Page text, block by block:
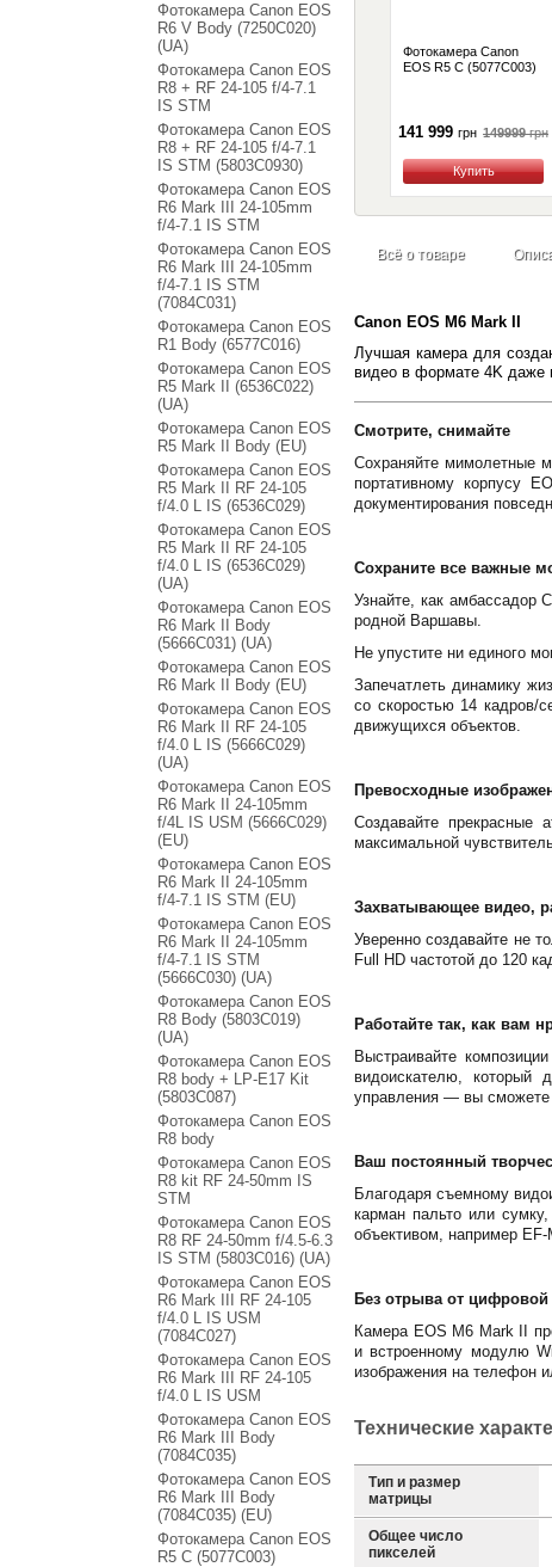
Фотокамера Canon
EOS R5 C (5077C003)
141 999 грн 149999грн
Купить
Всё о товаре
Canon EOS M6 Mark II
Лучшая камера для
видео в формате 4K даже
Смотрите, снимайте
Сохраняйте мимолетные
портативному корпусу
документирования
Сохраните все важные
Узнайте, как амбассадор
родной Варшавы.
Не упустите ни единого
Запечатлеть динамику
со скоростью 14 кадров/
движущихся объектов.
Превосходные
Создавайте прекрасные
максимальной
Захватывающее видео,
Уверенно создавайте не
Full HD частотой до 120
Работайте так, как вам
Выстраивайте
видоискателю,
управления — вы сможете
Ваш постоянный
Благодаря съемному
карман пальто или
объективом, например
Без отрыва от цифровой
Камера EOS M6 Mark II
и встроенному модулю
изображения на телефон
Технические
Тип и размер
матрицы
Общее число
пикселей
Фотокамера Canon EOS
R6 V Body (7250C020)
(UA)
Фотокамера Canon EOS
R8 + RF 24-105 f/4-7.1
IS STM
Фотокамера Canon EOS
R8 + RF 24-105 f/4-7.1
IS STM (5803C0930)
Фотокамера Canon EOS
R6 Mark III 24-105mm
f/4-7.1 IS STM
Фотокамера Canon EOS
R6 Mark III 24-105mm
f/4-7.1 IS STM
(7084C031)
Фотокамера Canon EOS
R1 Body (6577C016)
Фотокамера Canon EOS
R5 Mark II (6536C022)
(UA)
Фотокамера Canon EOS
R5 Mark II Body (EU)
Фотокамера Canon EOS
R5 Mark II RF 24-105
f/4.0 L IS (6536C029)
Фотокамера Canon EOS
R5 Mark II RF 24-105
f/4.0 L IS (6536C029)
(UA)
Фотокамера Canon EOS
R6 Mark II Body
(5666C031) (UA)
Фотокамера Canon EOS
R6 Mark II Body (EU)
Фотокамера Canon EOS
R6 Mark II RF 24-105
f/4.0 L IS (5666C029)
(UA)
Фотокамера Canon EOS
R6 Mark II 24-105mm
f/4L IS USM (5666C029)
(EU)
Фотокамера Canon EOS
R6 Mark II 24-105mm
f/4-7.1 IS STM (EU)
Фотокамера Canon EOS
R6 Mark II 24-105mm
f/4-7.1 IS STM
(5666C030) (UA)
Фотокамера Canon EOS
R8 Body (5803C019)
(UA)
Фотокамера Canon EOS
R8 body + LP-E17 Kit
(5803C087)
Фотокамера Canon EOS
R8 body
Фотокамера Canon EOS
R8 kit RF 24-50mm IS
STM
Фотокамера Canon EOS
R8 RF 24-50mm f/4.5-6.3
IS STM (5803C016) (UA)
Фотокамера Canon EOS
R6 Mark III RF 24-105
f/4.0 L IS USM
(7084C027)
Фотокамера Canon EOS
R6 Mark III RF 24-105
f/4.0 L IS USM
Фотокамера Canon EOS
R6 Mark III Body
(7084C035)
Фотокамера Canon EOS
R6 Mark III Body
(7084C035) (EU)
Фотокамера Canon EOS
R5 C (5077C003)